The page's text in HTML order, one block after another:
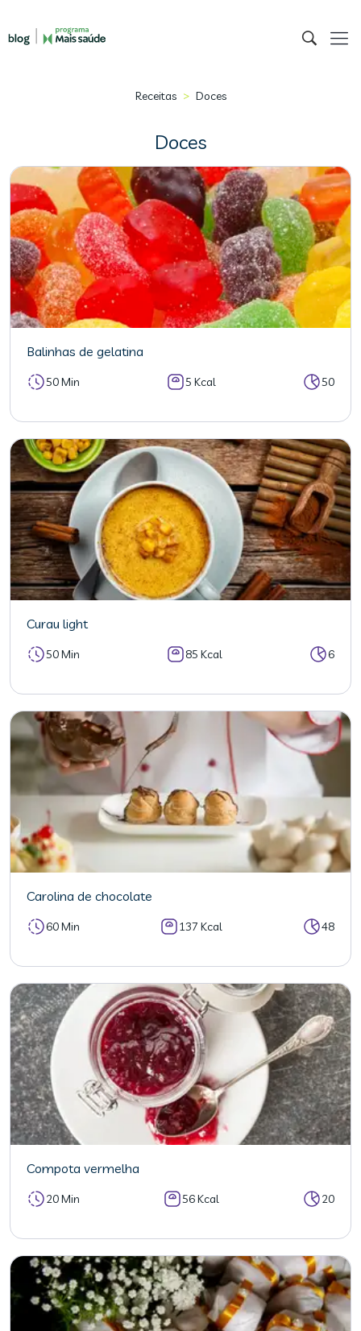
Receitas > Doces
Doces
Balinhas de gelatina
50 Min 5 Kcal 50
Curau light
50 Min 85 Kcal 6
Carolina de chocolate
60 Min 137 Kcal 48
Compota vermelha
20 Min 56 Kcal 20